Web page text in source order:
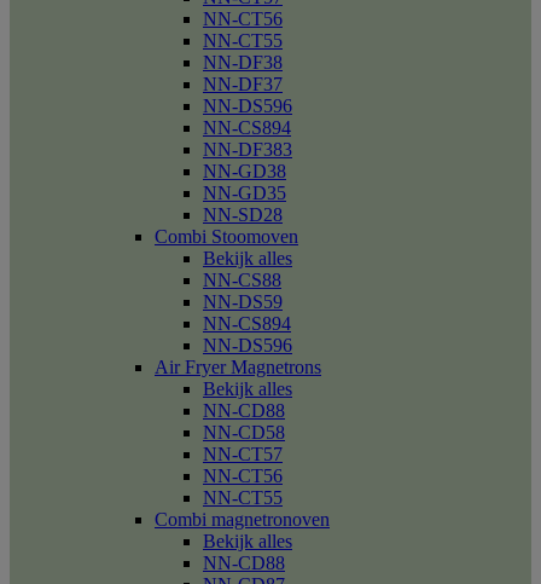
NN-CT56
NN-CT55
NN-DF38
NN-DF37
NN-DS596
NN-CS894
NN-DF383
NN-GD38
NN-GD35
NN-SD28
Combi Stoomoven
Bekijk alles
NN-CS88
NN-DS59
NN-CS894
NN-DS596
Air Fryer Magnetrons
Bekijk alles
NN-CD88
NN-CD58
NN-CT57
NN-CT56
NN-CT55
Combi magnetronoven
Bekijk alles
NN-CD88